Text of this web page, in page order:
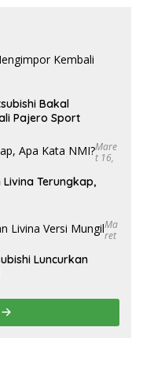
Bakal
Pajero Sport
Mare
T 16,
Livina Terungkap,
Ma
Ret
Luncurkan